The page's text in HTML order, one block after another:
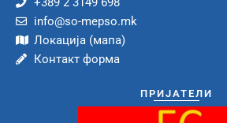
info@so-mepso.mk
Локација (мапа)
Контакт форма
ПРИЈАТЕЛИ